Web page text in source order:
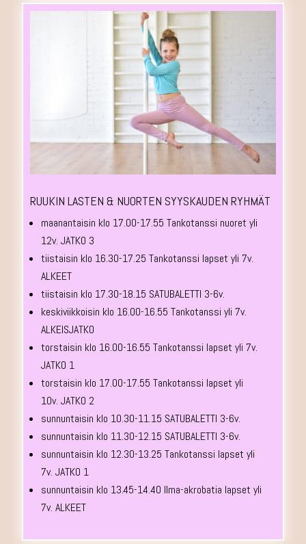
RUUKIN LASTEN & NUORTEN SYYSKAUDEN RYHMÄT
maanantaisin klo 17.00-17.55 Tankotanssi nuoret yli
12v. JATKO 3
tiistaisin klo 16.30-17.25 Tankotanssi lapset yli 7v.
ALKEET
tiistaisin klo 17.30-18.15 SATUBALETTI 3-6v.
keskiviikkoisin klo 16.00-16.55 Tankotanssi yli 7v.
ALKEISJATKO
torstaisin klo 16.00-16.55 Tankotanssi lapset yli 7v.
JATKO 1
torstaisin klo 17.00-17.55 Tankotanssi lapset yli
10v. JATKO 2
sunnuntaisin klo 10.30-11.15 SATUBALETTI 3-6v.
sunnuntaisin klo 11.30-12.15 SATUBALETTI 3-6v.
sunnuntaisin klo 12.30-13.25 Tankotanssi lapset yli
7v. JATKO 1
sunnuntaisin klo 13.45-14.40 Ilma-akrobatia lapset yli
7v. ALKEET